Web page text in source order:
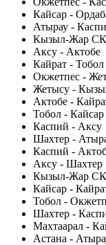
Кайсар -
Атырау -
Кызыл-Жар
Аксу - Актобе
Кайрат - Тобол
Окжетпес -
Жетысу -
Актобе -
Тобол - Кайсар
Каспий - Аксу
Шахтер -
Каспий -
Аксу - Шахтер
Кызыл-Жар СК
Кайсар -
Тобол -
Шахтер -
Махтаарал -
Астана -